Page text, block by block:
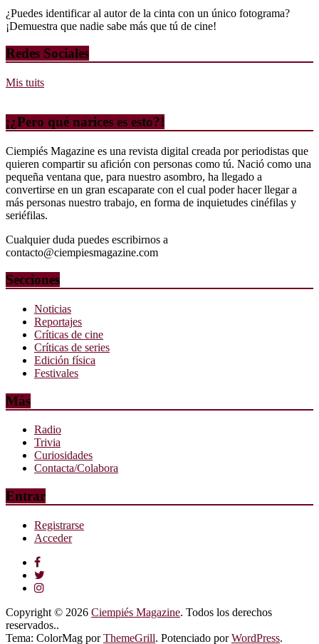
¿Puedes identificar al autor de la cinta con un único fotograma?
¡Demuestra que nadie sabe más que tú de cine!
Redes Sociales
Mis tuits
¡¿Pero qué narices es esto?!
Ciempiés Magazine es una revista digital creada por periodistas que
quieren compartir su afición con personas como tú. Nació como una
pequeña ventana que, para nuestro asombro, ha llegado a
convertirse en un gran escaparate con el cual poder hacer llegar a
más personas nuestro trabajo, en forma de inquietudes cinéfilas y
seriéfilas.
Cualquier duda puedes escribirnos a
contacto@ciempiesmagazine.com
Secciones
Noticias
Reportajes
Críticas de cine
Críticas de series
Edición física
Festivales
Más
Radio
Trivia
Curiosidades
Contacta/Colabora
Entrar
Registrarse
Acceder
Copyright © 2026 Ciempiés Magazine. Todos los derechos
reservados..
Tema: ColorMag porThemeGrill. Potenciado porWordPress.